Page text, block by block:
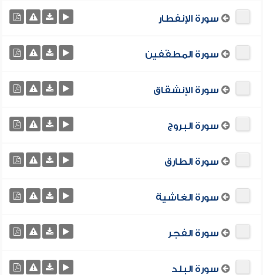
سورة الإنفطار
سورة المطفّفين
سورة الإنشقاق
سورة البروج
سورة الطارق
سورة الغاشية
سورة الفجر
سورة البلد